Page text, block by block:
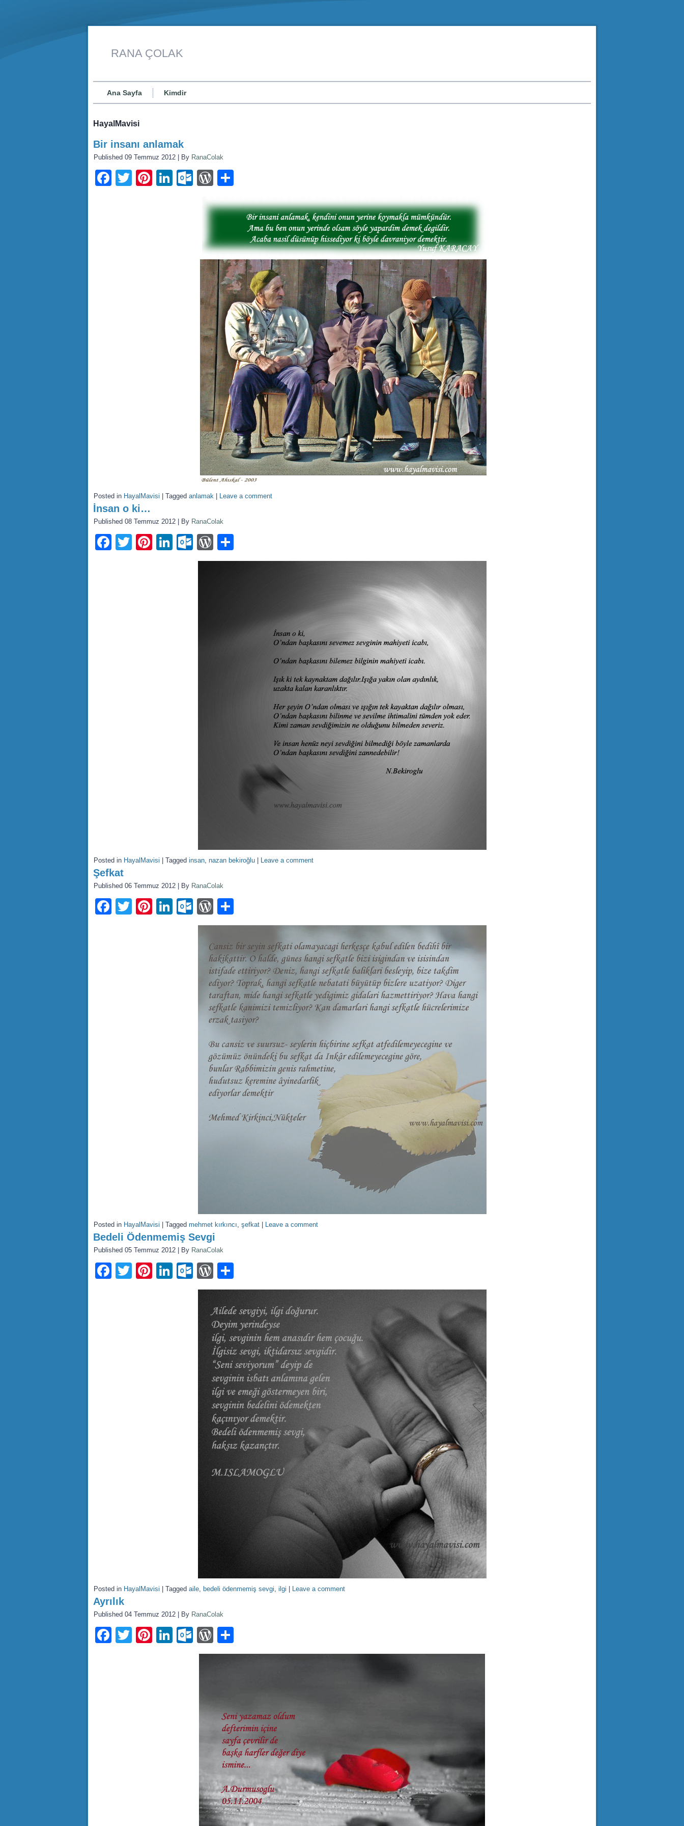
RANA ÇOLAK
Ana Sayfa Kimdir
HayalMavisi
Bir insanı anlamak
Published 09 Temmuz 2012 By RanaColak
Facebook
TwitterPinterest
LinkedIn
Outlook.com
WordPress
Posted in HayalMavisi Tagged anlamak Leave a comment
İnsan o ki…
Published 08 Temmuz 2012 By RanaColak
Facebook
TwitterPinterest
LinkedIn
Outlook.com
WordPress
Posted in HayalMavisi Tagged insan, nazan bekiroğlu Leave a comment
Şefkat
Published 06 Temmuz 2012 By RanaColak
Facebook
TwitterPinterest
LinkedIn
Outlook.com
WordPress
Posted in HayalMavisi Tagged mehmet kırkıncı, şefkat Leave a comment
Bedeli Ödenmemiş Sevgi
Published 05 Temmuz 2012 By RanaColak
Facebook
TwitterPinterest
LinkedIn
Outlook.com
WordPress
Posted in HayalMavisi Tagged aile, bedeli ödenmemiş sevgi, ilgi Leave a comment
Ayrılık
Published 04 Temmuz 2012 By RanaColak
Facebook
TwitterPinterest
LinkedIn
Outlook.com
WordPress